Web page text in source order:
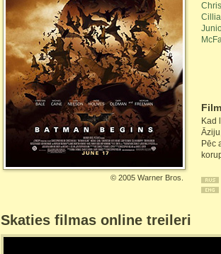
Kad
Pēc
© 2005 Warner Bros.
Skaties filmas online treileri